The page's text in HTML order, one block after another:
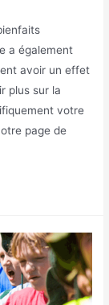
a également
avoir un effet
plus sur la
votre
page de